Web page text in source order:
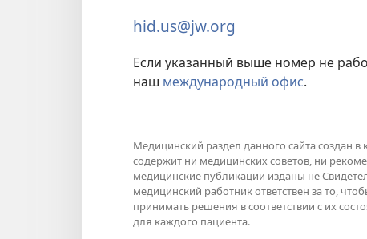
hid.us@jw.org
Если указанный выше номер не
наш международный офис.
Медицинский раздел данного сайта создан
содержит ни медицинских советов, ни
медицинские публикации изданы не
медицинский работник ответствен за то,
принимать решения в соответствии с их
для каждого пациента.